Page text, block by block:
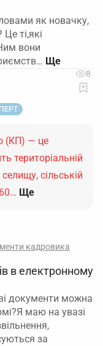
як новачку,
ті,які
вони
8
(КП) — це
територіальній
сільській
Ще
кадровика
в електронному
документи можна
маю на увазі
за